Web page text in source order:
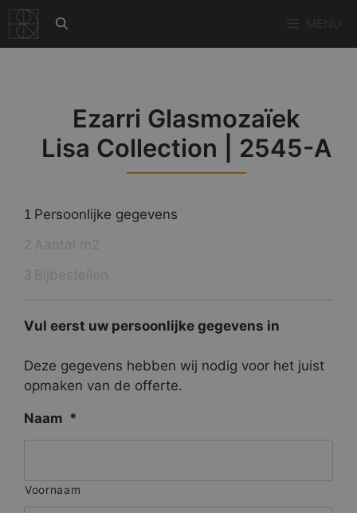
naar
de
Ezarri Glasmozaïek
Lisa Collection | 2545-A
1 Persoonlijke gegevens
Vul eerst uw persoonlijke gegevens in
Deze gegevens hebben wij nodig voor het juist
opmaken van de offerte.
Naam *
Voornaam